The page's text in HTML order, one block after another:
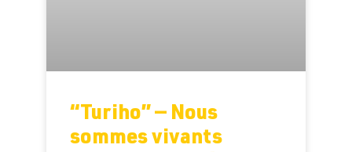
“Turiho” — Nous
sommes vivants